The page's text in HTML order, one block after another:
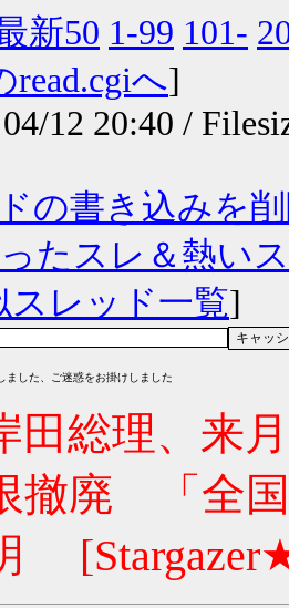
新50 1-99 101-
read.cgiへ]
12 20:40 /
の書き込みを
たスレ＆熱い
スレッド一覧]
ました、ご迷惑をお掛けしました
田総理、
撤廃 「全